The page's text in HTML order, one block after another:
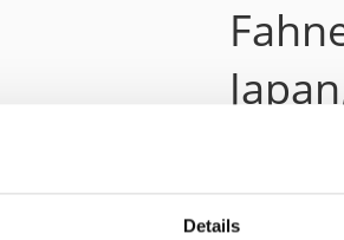
Details97.50